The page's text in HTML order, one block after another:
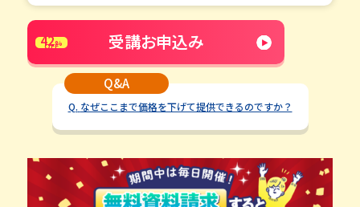
42%
OFF 受講お申込み
Q&A
Q. なぜここまで価格を下げて提供できるのですか？